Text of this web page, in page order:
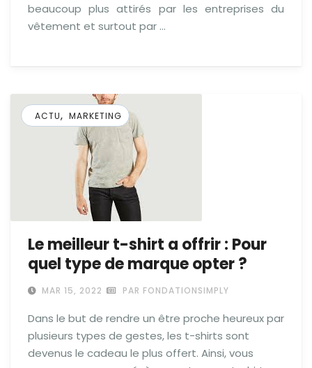
beaucoup plus attirés par les entreprises du
vêtement et surtout par …
ACTU, MARKETING
Le meilleur t-shirt a offrir : Pour
quel type de marque opter ?
MAR 15, 2022 PAR FONDATIONSIMPLY
Dans le but de rendre un être proche heureux par
plusieurs types de gestes, les t-shirts sont
devenus le cadeau le plus offert. Ainsi, vous